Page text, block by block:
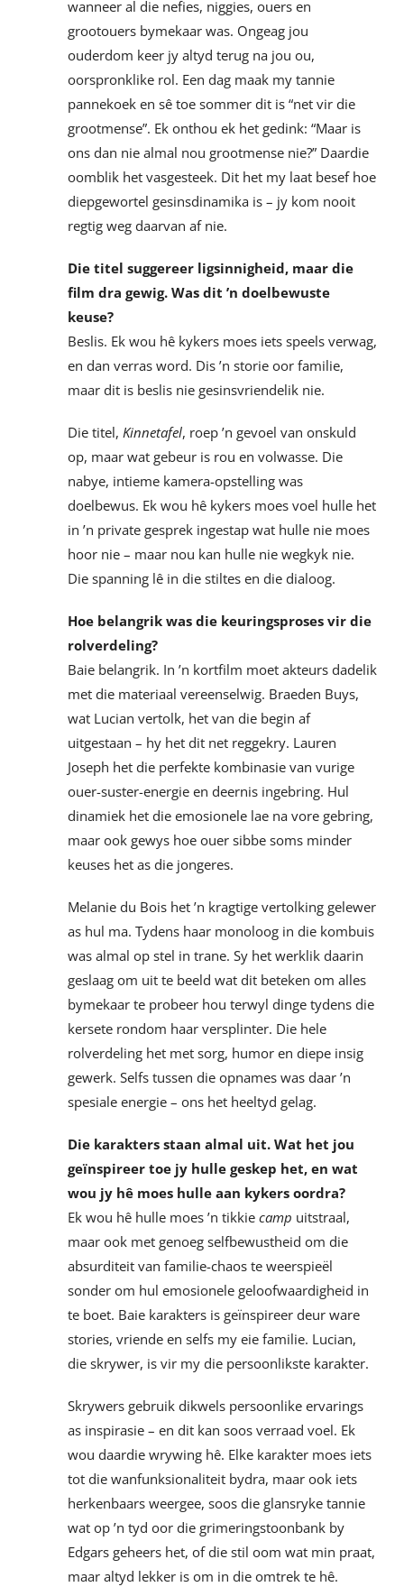
wanneer al die nefies, niggies, ouers en
grootouers bymekaar was. Ongeag jou
ouderdom keer jy altyd terug na jou ou,
oorspronklike rol. Een dag maak my tannie
pannekoek en sê toe sommer dit is “net vir die
grootmense”. Ek onthou ek het gedink: “Maar is
ons dan nie almal nou grootmense nie?” Daardie
oomblik het vasgesteek. Dit het my laat besef hoe
diepgewortel gesinsdinamika is – jy kom nooit
regtig weg daarvan af nie.
Die titel suggereer ligsinnigheid, maar die
film dra gewig. Was dit ’n doelbewuste
keuse?
Beslis. Ek wou hê kykers moes iets speels verwag,
en dan verras word. Dis ’n storie oor familie,
maar dit is beslis nie gesinsvriendelik nie.
Die titel, Kinnetafel, roep ’n gevoel van onskuld
op, maar wat gebeur is rou en volwasse. Die
nabye, intieme kamera-opstelling was
doelbewus. Ek wou hê kykers moes voel hulle het
in ’n private gesprek ingestap wat hulle nie moes
hoor nie – maar nou kan hulle nie wegkyk nie.
Die spanning lê in die stiltes en die dialoog.
Hoe belangrik was die keuringsproses vir die
rolverdeling?
Baie belangrik. In ’n kortfilm moet akteurs dadelik
met die materiaal vereenselwig. Braeden Buys,
wat Lucian vertolk, het van die begin af
uitgestaan – hy het dit net reggekry. Lauren
Joseph het die perfekte kombinasie van vurige
ouer-suster-energie en deernis ingebring. Hul
dinamiek het die emosionele lae na vore gebring,
maar ook gewys hoe ouer sibbe soms minder
keuses het as die jongeres.
Melanie du Bois het ’n kragtige vertolking gelewer
as hul ma. Tydens haar monoloog in die kombuis
was almal op stel in trane. Sy het werklik daarin
geslaag om uit te beeld wat dit beteken om alles
bymekaar te probeer hou terwyl dinge tydens die
kersete rondom haar versplinter. Die hele
rolverdeling het met sorg, humor en diepe insig
gewerk. Selfs tussen die opnames was daar ’n
spesiale energie – ons het heeltyd gelag.
Die karakters staan almal uit. Wat het jou
geïnspireer toe jy hulle geskep het, en wat
wou jy hê moes hulle aan kykers oordra?
Ek wou hê hulle moes ’n tikkie camp uitstraal,
maar ook met genoeg selfbewustheid om die
absurditeit van familie-chaos te weerspieël
sonder om hul emosionele geloofwaardigheid in
te boet. Baie karakters is geïnspireer deur ware
stories, vriende en selfs my eie familie. Lucian,
die skrywer, is vir my die persoonlikste karakter.
Skrywers gebruik dikwels persoonlike ervarings
as inspirasie – en dit kan soos verraad voel. Ek
wou daardie wrywing hê. Elke karakter moes iets
tot die wanfunksionaliteit bydra, maar ook iets
herkenbaars weergee, soos die glansryke tannie
wat op ’n tyd oor die grimeringstoonbank by
Edgars geheers het, of die stil oom wat min praat,
maar altyd lekker is om in die omtrek te hê.